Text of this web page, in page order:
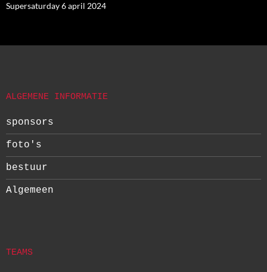
Supersaturday 6 april 2024
ALGEMENE INFORMATIE
sponsors
foto's
bestuur
Algemeen
TEAMS